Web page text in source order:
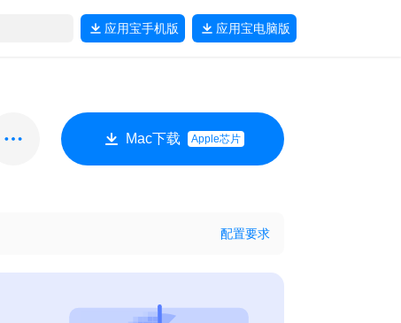
应用宝手机版 应用宝电脑版
Mac下载 Apple芯片
配置要求